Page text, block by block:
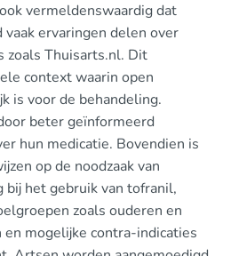
vermeldenswaardig dat
ervaringen delen over
zoals Thuisarts.nl. Dit
context waarin open
is voor de behandeling.
beter geïnformeerd
hun medicatie. Bovendien is
op de noodzaak van
het gebruik van tofranil,
zoals ouderen en
mogelijke contra-indicaties